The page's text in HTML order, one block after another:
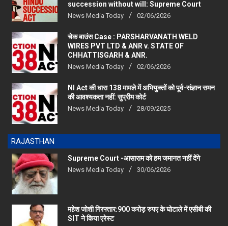
News Media Today 02/06/2026
WIRES PVT LTD & ANR v. STATE OF
CHHATTISGARH & ANR.
News Media Today 02/06/2026
की आवश्यकता नहीं: सुप्रीम कोर्ट
News Media Today 28/09/2025
RAJASTHAN
Supreme Court -आसाराम को हम जमानत नहीं देंगे
News Media Today 30/06/2026
SIT ने किया एरेस्‍ट
News Media Today